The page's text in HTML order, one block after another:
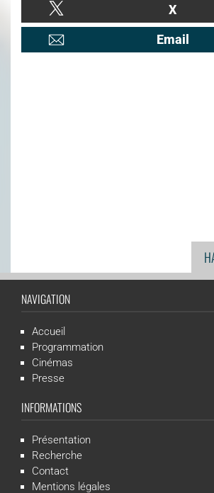
X
Email
NAVIGATION
Accueil
Programmation
Cinémas
Presse
INFORMATIONS
Présentation
Recherche
Contact
Mentions légales